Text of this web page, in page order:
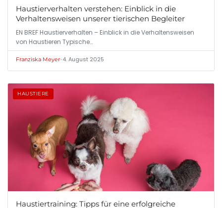
Haustierverhalten verstehen: Einblick in die
Verhaltensweisen unserer tierischen Begleiter
EN BREF Haustierverhalten – Einblick in die Verhaltensweisen
von Haustieren Typische…
Franziska Meyer•4. August 2025
HAUSTIERE
Haustiertraining: Tipps für eine erfolgreiche